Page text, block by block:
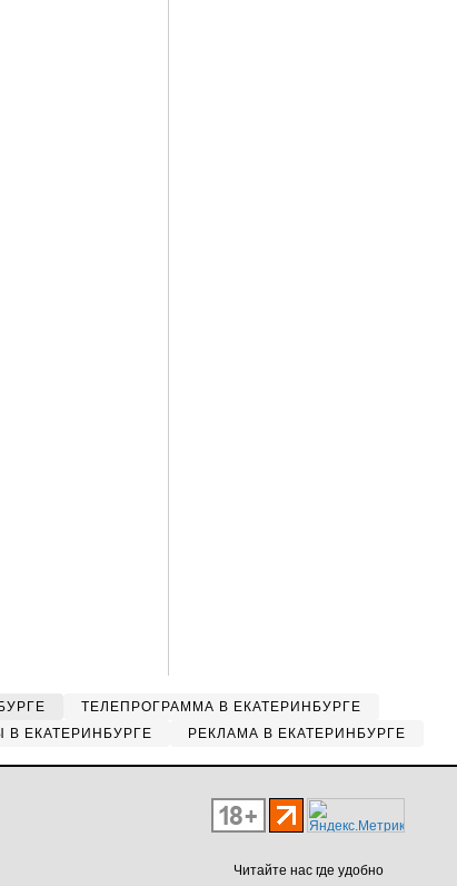
ТЕЛЕПРОГРАММА В ЕКАТЕРИНБУРГЕ
В ЕКАТЕРИНБУРГЕ РЕКЛАМА В ЕКАТЕРИНБУРГЕ
Читайте нас где удобно